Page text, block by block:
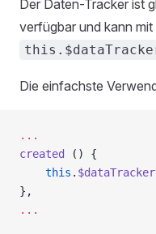
Der Daten-Tracker ist
verfügbar und kann mit
Die einfachste
...
created
() {
    this
. $dataTracker
},
...